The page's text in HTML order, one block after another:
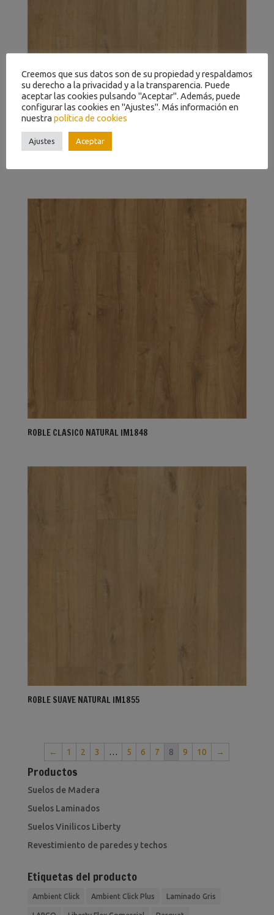
ROBLE CLASICO NATURAL IM1848
ROBLE SUAVE NATURAL IM1855
← 1 2 3 … 5 6 7 8 9 10 →
Productos
Suelos de Madera
Suelos Laminados
Suelos Vinilicos Liberty
Revestimiento de paredes y techos
Etiquetas del producto
Ambient Click Ambient Click Plus Laminado Gris
Creemos que sus datos son de su propiedad y respaldamos
su derecho a la privacidad y a la transparencia. Puede
aceptar las cookies pulsando "Aceptar". Además, puede
configurar las cookies en "Ajustes". Más información en
nuestra política de cookies
Ajustes Aceptar